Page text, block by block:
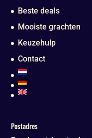
Beste deals
Mooiste grachten
Keuzehulp
Contact
Postadres